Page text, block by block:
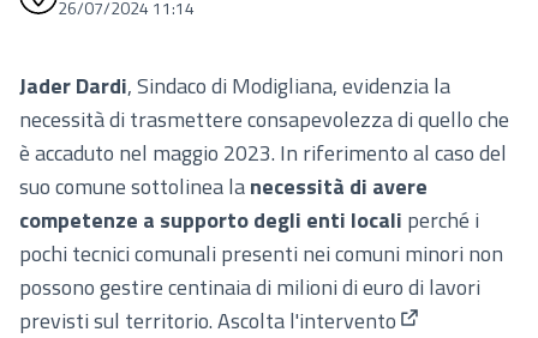
26/07/2024 11:14
Jader Dardi, Sindaco di Modigliana, evidenzia la
necessità di trasmettere consapevolezza di quello che
è accaduto nel maggio 2023. In riferimento al caso del
suo comune sottolinea lanecessità di avere
competenze a supporto degli enti locali perché i
pochi tecnici comunali presenti nei comuni minori non
possono gestire centinaia di milioni di euro di lavori
previsti sul territorio.Ascolta l'intervento